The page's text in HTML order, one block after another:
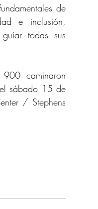
de
e inclusión,
todas sus
caminaron
sábado 15 de
/ Stephens